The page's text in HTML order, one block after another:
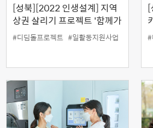
[성북][2022 인생설계] 지역
상권 살리기 프로젝트 '함께가
게' (성북구페어카페)
#디딤돌프로젝트 #일활동지원사업
[
#